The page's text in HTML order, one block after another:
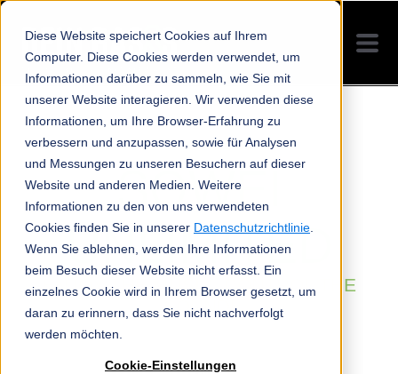
Diese Website speichert Cookies auf Ihrem
Computer. Diese Cookies werden verwendet, um
Informationen darüber zu sammeln, wie Sie mit
unserer Website interagieren. Wir verwenden diese
Informationen, um Ihre Browser-Erfahrung zu
verbessern und anzupassen, sowie für Analysen
und Messungen zu unseren Besuchern auf dieser
Website und anderen Medien. Weitere
Informationen zu den von uns verwendeten
Cookies finden Sie in unserer Datenschutzrichtlinie
Wenn Sie ablehnen, werden Ihre Informationen
beim Besuch dieser Website nicht erfasst. Ein
einzelnes Cookie wird in Ihrem Browser gesetzt, um
daran zu erinnern, dass Sie nicht nachverfolgt
werden möchten.
Cookie-Einstellungen
SOWEI
UNLIMITED
ENJOY THE MUSIC, CONTROL THE
SOUND!